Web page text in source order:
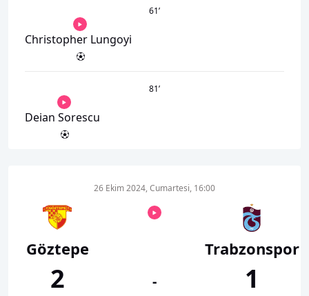
61’
Christopher Lungoyi
81’
Deian Sorescu
Göztepe
2
26 Ekim 2024, Cumartesi, 16:00
-
Trabzonspor
1